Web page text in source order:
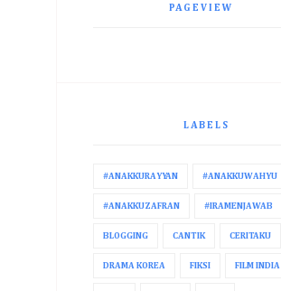
PAGEVIEW
LABELS
#ANAKKURAYYAN #ANAKKUWAHYU
#ANAKKUZAFRAN #IRAMENJAWAB
BLOGGING CANTIK CERITAKU
DRAMA KOREA FIKSI FILM INDIA